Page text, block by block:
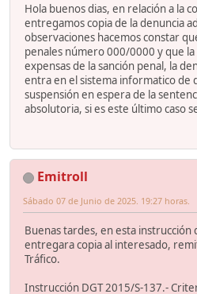
Hola buenos dias, en relación a la
entregamos copia de la denuncia
observaciones hacemos constar
penales número 000/0000 y que
expensas de la sanción penal, la
entra en el sistema informatico de
suspensión en espera de la
absolutoria, si es este último caso
Emitroll
Sábado 07 de Junio de 2025. 19:27 horas.
Buenas tardes, en esta instrucción
entregara copia al interesado,
Tráfico.
Instrucción DGT 2015/S-137.-